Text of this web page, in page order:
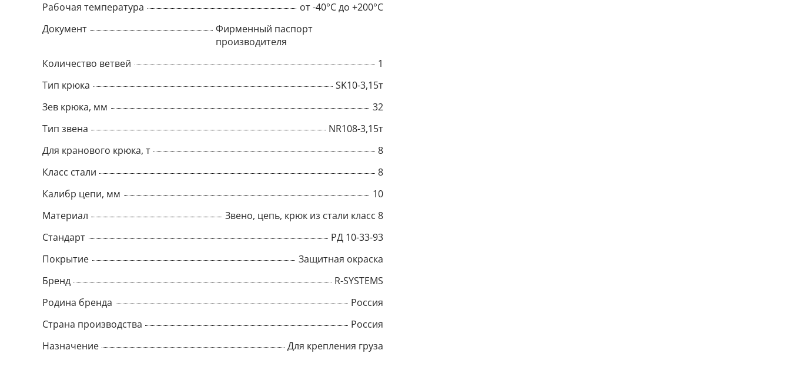
Рабочая температура
от -40°C до +200°C
Документ
Фирменный паспорт
производителя
Количество ветвей
1
Тип крюка
SK10-3,15т
Зев крюка, мм
32
Тип звена
NR108-3,15т
Для кранового крюка, т
8
Класс стали
8
Калибр цепи, мм
10
Материал
Звено, цепь, крюк из стали класс 8
Стандарт
РД 10-33-93
Покрытие
Защитная окраска
Бренд
R-SYSTEMS
Родина бренда
Россия
Страна производства
Россия
Назначение
Для крепления груза
Popup
Title